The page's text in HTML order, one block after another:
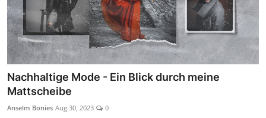
Nachhaltige Mode - Ein Blick durch meine
Mattscheibe
Anselm Bonies Aug 30, 2023 0